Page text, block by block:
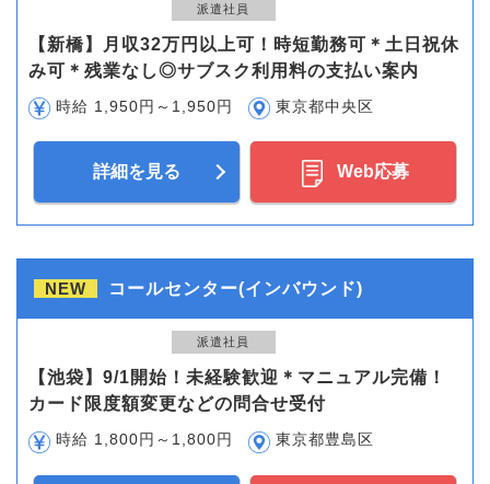
派遣社員
【新橋】月収32万円以上可！時短勤務可＊土日祝休
み可＊残業なし◎サブスク利用料の支払い案内
時給 1,950円～1,950円 東京都中央区
詳細を見る Web応募
NEW コールセンター(インバウンド)
派遣社員
【池袋】9/1開始！未経験歓迎＊マニュアル完備！
カード限度額変更などの問合せ受付
時給 1,800円～1,800円 東京都豊島区